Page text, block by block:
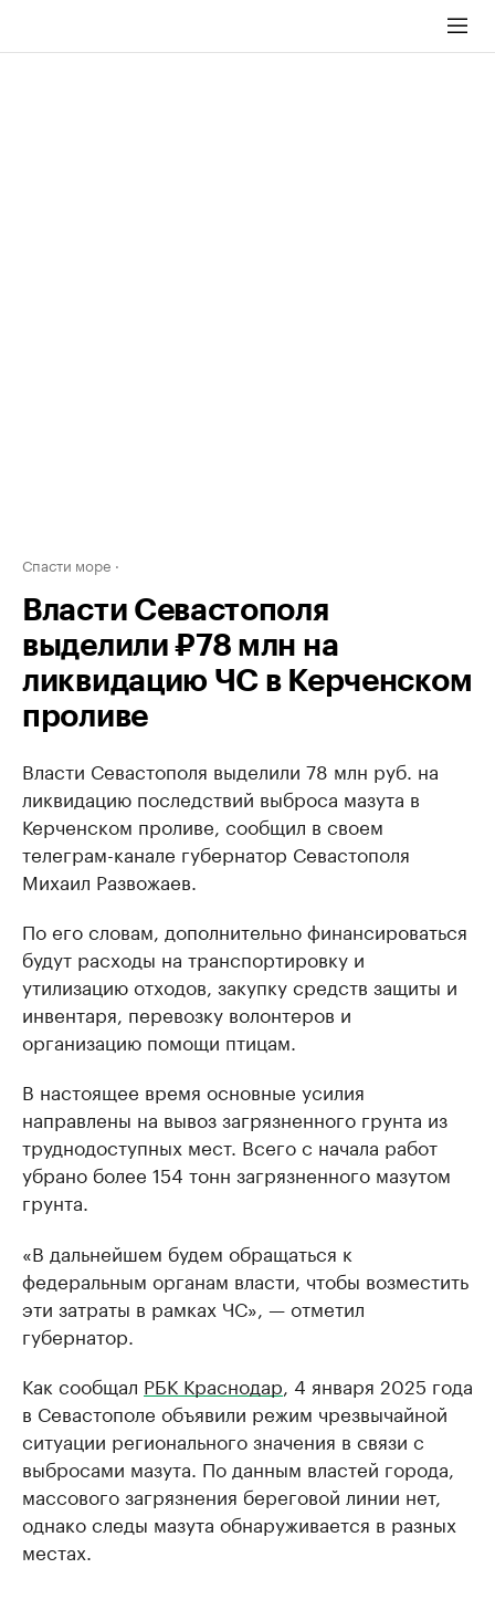
Спасти море
Власти Севастополя
выделили ₽78 млн на
ликвидацию ЧС в Керченском
проливе
Власти Севастополя выделили 78 млн руб. на
ликвидацию последствий выброса мазута в
Керченском проливе, сообщил в своем
телеграм-канале губернатор Севастополя
Михаил Развожаев.
По его словам, дополнительно финансироваться
будут расходы на транспортировку и
утилизацию отходов, закупку средств защиты и
инвентаря, перевозку волонтеров и
организацию помощи птицам.
В настоящее время основные усилия
направлены на вывоз загрязненного грунта из
труднодоступных мест. Всего с начала работ
убрано более 154 тонн загрязненного мазутом
грунта.
«В дальнейшем будем обращаться к
федеральным органам власти, чтобы возместить
эти затраты в рамках ЧС», — отметил
губернатор.
Как сообщал РБК Краснодар , 4 января 2025 года
в Севастополе объявили режим чрезвычайной
ситуации регионального значения в связи с
выбросами мазута. По данным властей города,
массового загрязнения береговой линии нет,
однако следы мазута обнаруживается в разных
местах.